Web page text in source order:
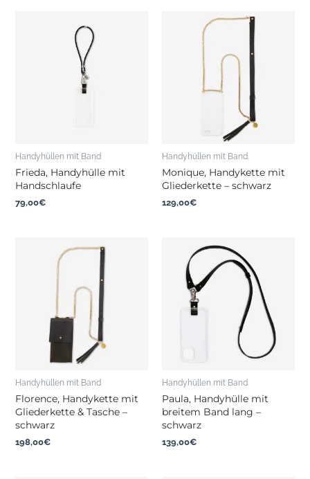
Handyhüllen mit Band
Frieda, Handyhülle mit
Handschlaufe
79,00€
Handyhüllen mit Band
Monique, Handykette mit
Gliederkette – schwarz
129,00€
Handyhüllen mit Band
Florence, Handykette mit
Gliederkette & Tasche –
schwarz
198,00€
Handyhüllen mit Band
Paula, Handyhülle mit
breitem Band lang –
schwarz
139,00€